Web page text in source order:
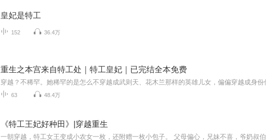
皇妃是特工
152 36.4万
重生之本宫来自特工处｜特工皇妃｜已完结全本免费
63 48.4万
《特工王妃好种田》|穿越重生